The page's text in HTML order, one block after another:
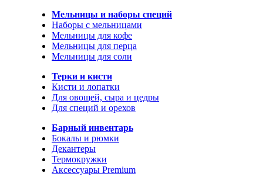
Мельницы и наборы специй
Наборы с мельницами
Мельницы для кофе
Мельницы для перца
Мельницы для соли
Терки и кисти
Кисти и лопатки
Для овощей, сыра и цедры
Для специй и орехов
Барный инвентарь
Бокалы и рюмки
Декантеры
Термокружки
Аксессуары Premium